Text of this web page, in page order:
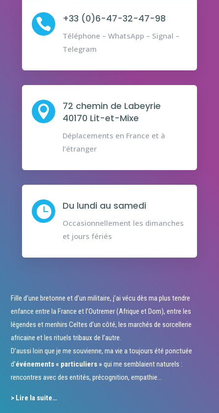
 +33 (0)6-47-32-47-98
Téléphone – WhatsApp – Signal –
Telegram

72 chemin de Labeyrie
40170 Lit-et-Mixe
Déplacements en France et à
l’étranger
 Du lundi au samedi
Occasionnellement les dimanches
et jours fériés
Fille d’une bretonne et d’un militaire, j’ai vécu dès ma plus tendre
enfance entre la France et l’Outremer (Afrique et Dom), entre les
légendes et menhirs Celtes d’un côté, les marchés de sorcellerie
africaine et les rituels tribaux de l’autre.
D’aussi loin que je me souvienne, ma vie a toujours été ponctuée
d’événements « particuliers » qui me semblaient naturels :
rencontres avec des entités, précognition, empathie…
> Lire la suite…